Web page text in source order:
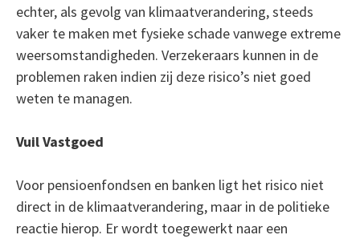
echter, als gevolg van klimaatverandering, steeds
vaker te maken met fysieke schade vanwege extreme
weersomstandigheden. Verzekeraars kunnen in de
problemen raken indien zij deze risico’s niet goed
weten te managen.
Vuil Vastgoed
Voor pensioenfondsen en banken ligt het risico niet
direct in de klimaatverandering, maar in de politieke
reactie hierop. Er wordt toegewerkt naar een